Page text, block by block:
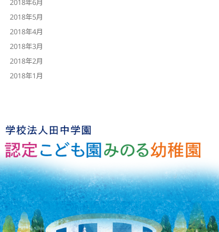
2018年5月
2018年4月
2018年3月
2018年2月
2018年1月